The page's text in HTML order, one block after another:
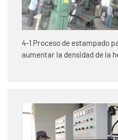
4-1 Proceso de estampado
aumentar la densidad de la